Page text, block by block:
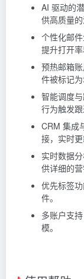
AI 驱动的
供高质量的
个性化邮
提升打开率
预热邮箱
件被标记为
智能调度
行为触发跟
CRM 集成
接，实时更
实时数据
供详细的营
优先标签
件。
多账户支
模。